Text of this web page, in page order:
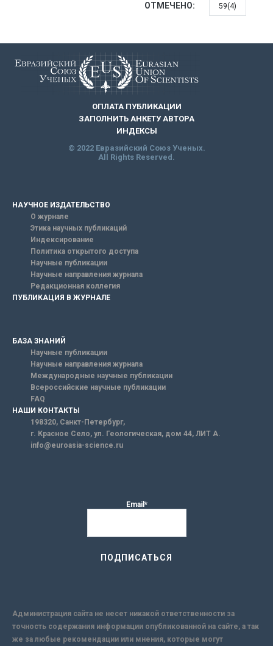
ОТМЕЧЕНО: 59(4)
ОПЛАТА ПУБЛИКАЦИИ
ЗАПОЛНИТЬ АНКЕТУ АВТОРА
ИНДЕКСЫ
© 2022 Евразийский Союз Ученых.
All Rights Reserved.
НАУЧНОЕ ИЗДАТЕЛЬСТВО
О журнале
Этика научных публикаций
Индексирование
Политика открытого доступа
Научные публикации
Научные направления журнала
Редакционная коллегия
ПУБЛИКАЦИЯ В ЖУРНАЛЕ
БАЗА ЗНАНИЙ
Научные публикации
Научные направления журнала
Международные научные публикации
Всероссийские научные публикации
FAQ
НАШИ КОНТАКТЫ
198320, Санкт-Петербург,
г. Красное Село, ул. Геологическая, дом 44, ЛИТ А.
info@euroasia-science.ru
Email*
Администрация сайта не несет никакой ответственности за
точность содержания информации опубликованной на сайте, а так
же за любые рекомендации или мнения, которые могут